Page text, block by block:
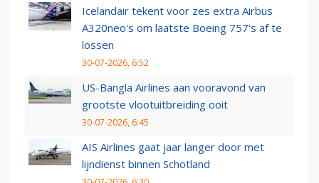
Icelandair tekent voor zes extra Airbus
A320neo's om laatste Boeing 757's af te
lossen
30-07-2026, 6:52
US-Bangla Airlines aan vooravond van
grootste vlootuitbreiding ooit
30-07-2026, 6:45
AIS Airlines gaat jaar langer door met
lijndienst binnen Schotland